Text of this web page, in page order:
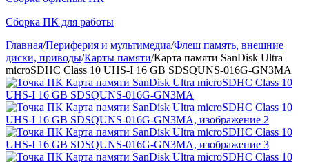
Сборка ПК для работы
Главная/Периферия и мультимедиа/Флеш память, внешние
диски, приводы/Карты памяти/Карта памяти SanDisk Ultra
microSDHC Class 10 UHS-I 16 GB SDSQUNS-016G-GN3MA